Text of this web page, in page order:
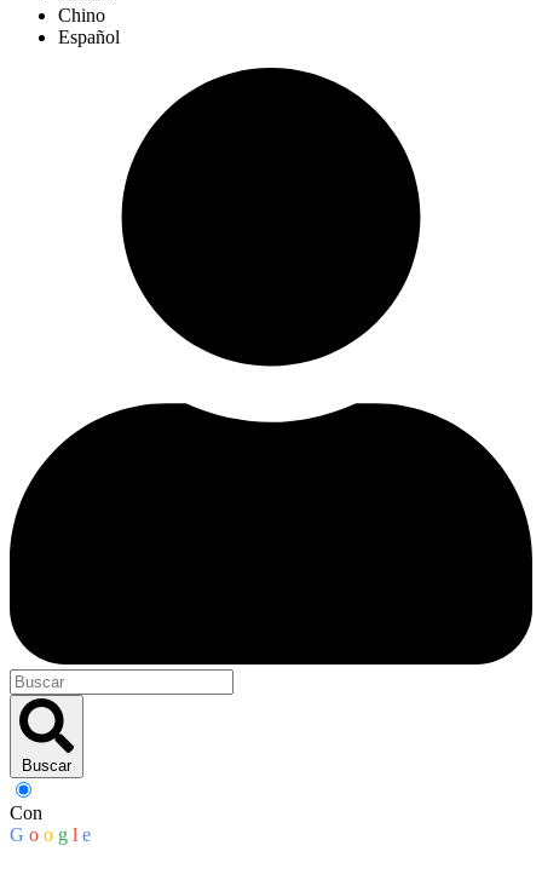
Chino
Español
Buscar
Con
G o o g l e